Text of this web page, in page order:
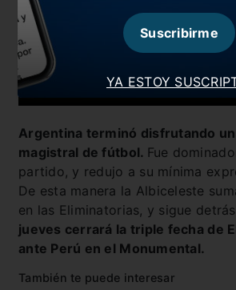
Argentina terminó disfrutando
magistral de fútbol. Fue
partido, y redujo a su mínima
De esta manera la Albiceleste
en las Eliminatorias, y sigue
jueves cerrará la triple fecha de
ante Perú en el Monumental.
También te puede interesar
YA ESTOY
Suscribirme